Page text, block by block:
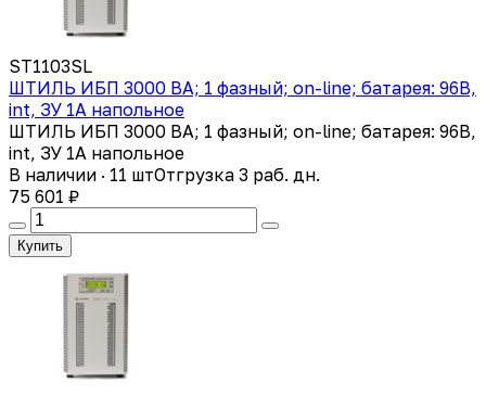
ST1103SL
ШТИЛЬ ИБП 3000 ВА; 1 фазный; on-line; батарея: 96В,
int, ЗУ 1А напольное
ШТИЛЬ ИБП 3000 ВА; 1 фазный; on-line; батарея: 96В,
int, ЗУ 1А напольное
В наличии · 11 штОтгрузка 3 раб. дн.
75 601 ₽
Купить